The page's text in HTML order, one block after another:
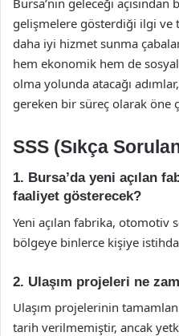
gelişmelere gösterdiği ilgi ve
daha iyi hizmet sunma
hem ekonomik hem de
olma yolunda atacağı
gereken bir süreç olarak öne
SSS (Sıkça
1. Bursa’da yeni açılan
faaliyet gösterecek?
Yeni açılan fabrika, otomotiv
bölgeye binlerce kişiye
2. Ulaşım projeleri ne
Ulaşım projelerinin
tarih verilmemiştir, ancak